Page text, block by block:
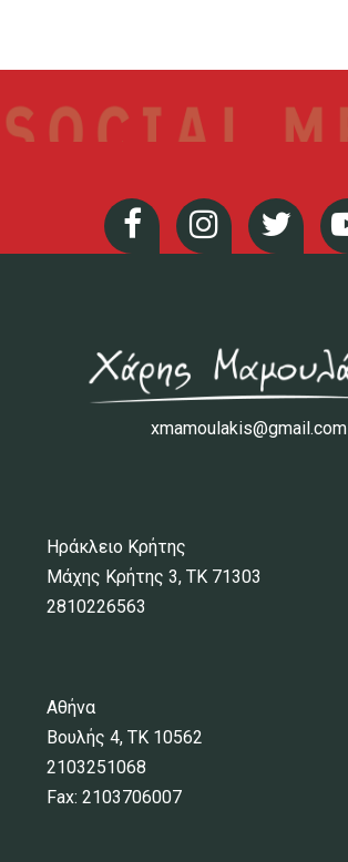
xmamoulakis@gmail.com
Ηράκλειο Κρήτης
Μάχης Κρήτης 3, ΤΚ 71303
2810226563
Αθήνα
Βουλής 4, ΤΚ 10562
2103251068
Fax: 2103706007